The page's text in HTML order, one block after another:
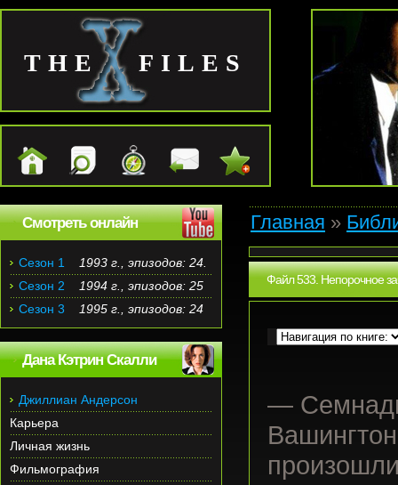
THE FILES
Главная »
Файл 533. Непорочное
—
Смотреть онлайн
Сезон 1
1993 г., эпизодов: 24.
Сезон 2
1994 г., эпизодов: 25
Сезон 3
1995 г., эпизодов: 24
Дана Кэтрин Скалли
Джиллиан Андерсон
Карьера
Личная жизнь
Фильмография